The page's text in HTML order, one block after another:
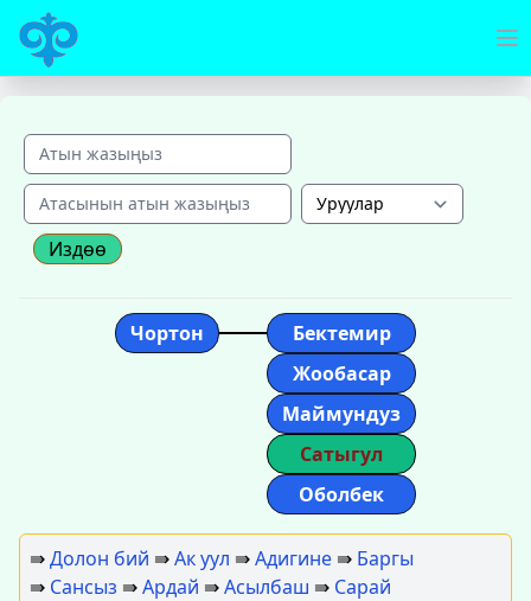
Издөө
Чортон
Бектемир
Жообасар
Маймундуз
Сатыгул
Оболбек
⇛Долон бий ⇛Ак уул ⇛Адигине ⇛ Баргы
⇛ Сансыз ⇛Ардай ⇛Асылбаш ⇛ Сарай